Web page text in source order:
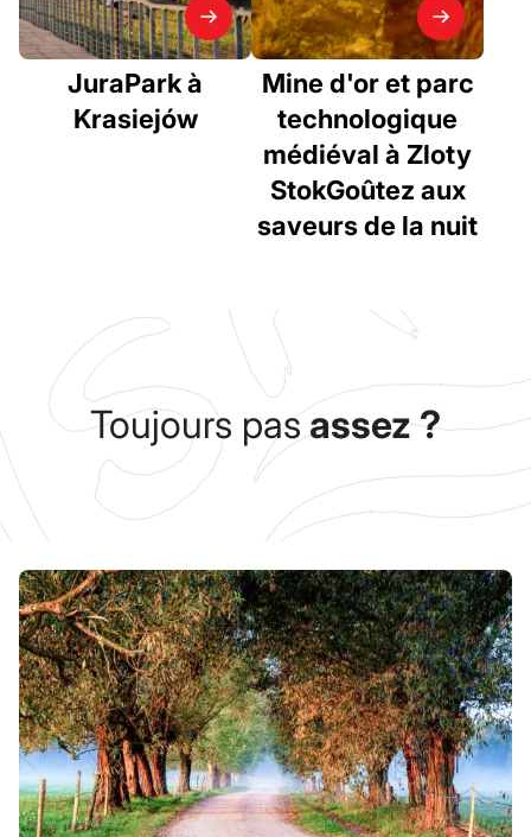
JuraPark à
Krasiejów
Mine d'or et parc
technologique
médiéval à Zloty
StokGoûtez aux
saveurs de la nuit
Toujours pasassez ?